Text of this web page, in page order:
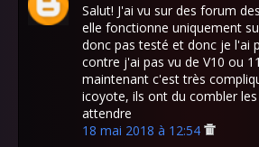
Salut! J'ai vu sur des forum
elle fonctionne uniquement
donc pas testé et donc je l'ai
contre j'ai pas vu de V10 ou
maintenant c'est très
icoyote, ils ont du combler
attendre
18 mai 2018 à 12:54